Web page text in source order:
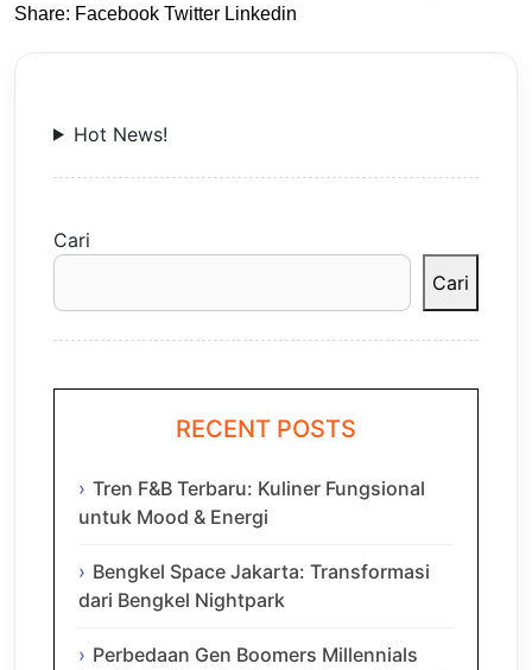
Share: Facebook Twitter Linkedin
Hot News!
Cari
Cari
RECENT POSTS
Tren F&B Terbaru: Kuliner Fungsional
untuk Mood & Energi
Bengkel Space Jakarta: Transformasi
dari Bengkel Nightpark
Perbedaan Gen Boomers Millennials